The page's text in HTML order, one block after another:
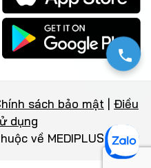
sách bảo mật
Điều
dụng
về MEDIPLUS